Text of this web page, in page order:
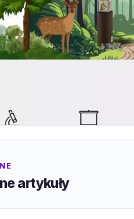
artykuły